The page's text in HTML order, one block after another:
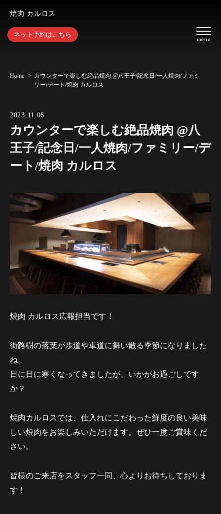
焼肉 カルロス
ネット予約はこちら
Home
カウンターで楽しむ絶品焼肉 @八王子/記念日/一人焼肉/ファミ
リー/デート/焼肉 カルロス
2023.11.06
カウンターで楽しむ絶品焼肉 @八
王子/記念日/一人焼肉/ファミリー/デ
ート/焼肉 カルロス
焼肉 カルロス広報担当です！
街路樹の落葉が歩道や車道に舞い散る季節になりました
ね。
日に日に寒くなってきましたが、いかがお過ごしです
か？
焼肉カルロスでは、仕入れにこだわった鮮度の良い美味
しい焼肉をお楽しみいただけます。ぜひ一度ご賞味くだ
さい。
皆様のご来店をスタッフ一同、心よりお待ちしておりま
す！